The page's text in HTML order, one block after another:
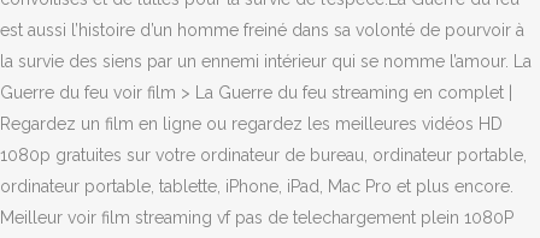
est aussi l’histoire d’un homme freiné dans sa volonté de pourvoir à
la survie des siens par un ennemi intérieur qui se nomme l’amour. La
Guerre du feu voir film > La Guerre du feu streaming en complet |
Regardez un film en ligne ou regardez les meilleures vidéos HD
1080p gratuites sur votre ordinateur de bureau, ordinateur portable,
ordinateur portable, tablette, iPhone, iPad, Mac Pro et plus encore.
Meilleur voir film streaming vf pas de telechargement plein 1080P